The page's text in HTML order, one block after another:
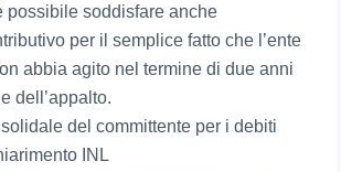
possibile soddisfare anche
per il semplice fatto che l’ente
abbia agito nel termine di due anni
dell’appalto.
del committente per i debiti
INL